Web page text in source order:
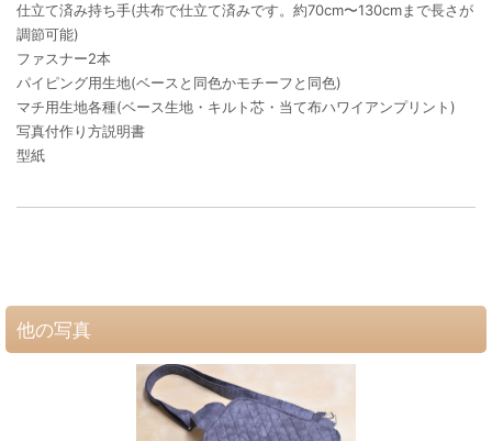
仕立て済み持ち手(共布で仕立て済みです。約70cm〜130cmまで長さが
調節可能)
ファスナー2本
パイピング用生地(ベースと同色かモチーフと同色)
マチ用生地各種(ベース生地・キルト芯・当て布ハワイアンプリント)
写真付作り方説明書
型紙
他の写真